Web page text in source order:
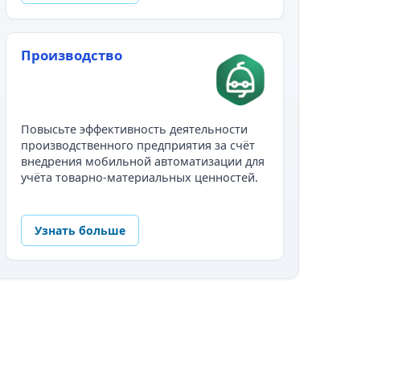
Производство
Повысьте эффективность деятельности
производственного предприятия за счёт
внедрения мобильной автоматизации для
учёта товарно-материальных ценностей.
Узнать больше